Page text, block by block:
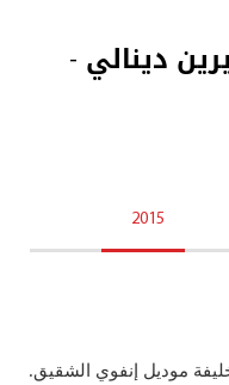
دينالي -
2015
موديل إنفوي الشقيق.